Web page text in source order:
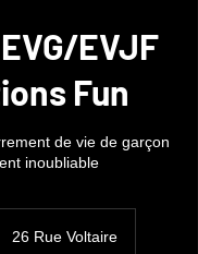
EVJF
Fun
de vie de garçon
inoubliable
26 Rue Voltaire